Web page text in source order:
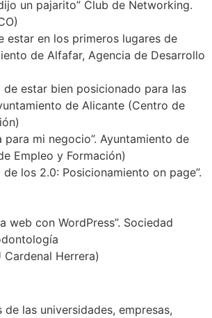
un pajarito” Club de Networking.
estar en los primeros lugares de
de Alfafar, Agencia de Desarrollo
de estar bien posicionado para las
de Alicante (Centro de
para mi negocio”. Ayuntamiento de
Empleo y Formación)
los 2.0: Posicionamiento on page”.
web con WordPress”. Sociedad
Herrera)
de las universidades, empresas,